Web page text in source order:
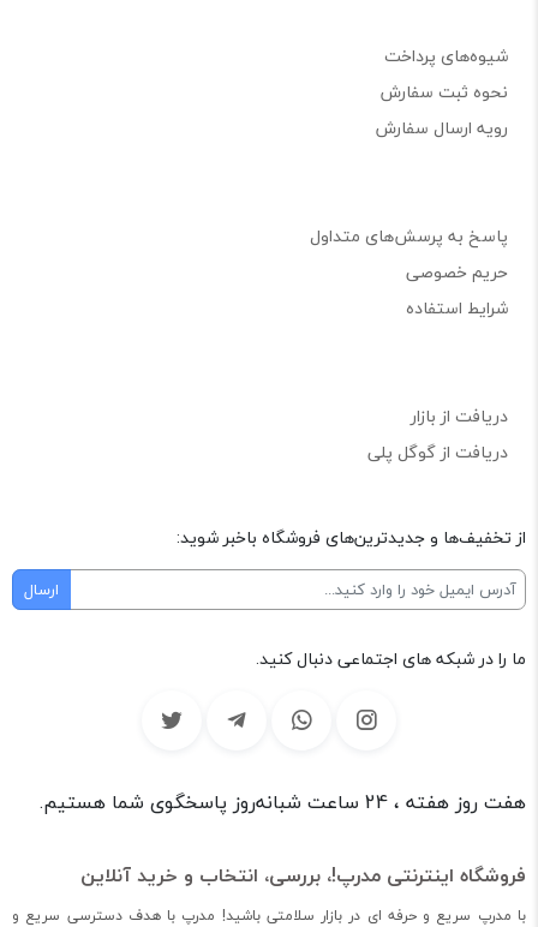
شیوه‌های پرداخت
نحوه ثبت سفارش
رویه ارسال سفارش
پاسخ به پرسش‌های متداول
حریم خصوصی
شرایط استفاده
دریافت از بازار
دریافت از گوگل پلی
از تخفیف‌ها و جدیدترین‌های فروشگاه باخبر شوید:
ما را در شبکه های اجتماعی دنبال کنید.
هفت روز هفته ، 24 ساعت شبانه‌روز پاسخگوی شما هستیم.
فروشگاه اینترنتی مدرپ!، بررسی، انتخاب و خرید آنلاین
با مدرپ سریع و حرفه ای در بازار سلامتی باشید! مدرپ با هدف دسترسی سریع و